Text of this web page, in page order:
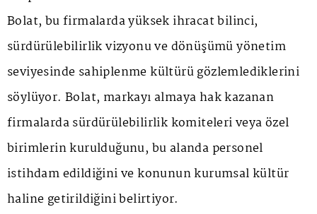
Bolat, bu firmalarda yüksek ihracat bilinci,
sürdürülebilirlik vizyonu ve dönüşümü yönetim
seviyesinde sahiplenme kültürü gözlemlediklerini
söylüyor. Bolat, markayı almaya hak kazanan
firmalarda sürdürülebilirlik komiteleri veya özel
birimlerin kurulduğunu, bu alanda personel
istihdam edildiğini ve konunun kurumsal kültür
haline getirildiğini belirtiyor.